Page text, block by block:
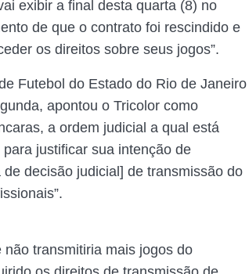
exibir a final desta quarta (8) no
de que o contrato foi rescindido e
os direitos sobre seus jogos”.
Futebol do Estado do Rio de Janeiro
apontou o Tricolor como
a ordem judicial a qual está
justificar sua intenção de
decisão judicial] de transmissão do
transmitiria mais jogos do